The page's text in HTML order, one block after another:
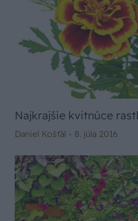
Najkrajšie kvitnúce
Daniel Košťál - 8. júla 2016